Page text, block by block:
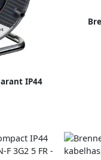
IP44
F 3G1 5